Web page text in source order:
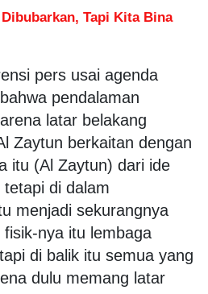
Tapi Kita Bina
pers usai agenda
pendalaman
latar belakang
Zaytun berkaitan dengan
itu (Al Zaytun) dari ide
di dalam
menjadi sekurangnya
nya itu lembaga
di balik itu semua yang
dulu memang latar